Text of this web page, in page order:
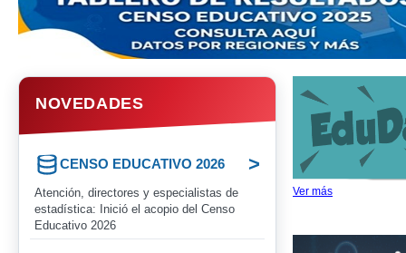
NOVEDADES
CENSO EDUCATIVO 2026 >
Atención, directores y especialistas de
estadística: Inició el acopio del Censo
Educativo 2026
Ver más